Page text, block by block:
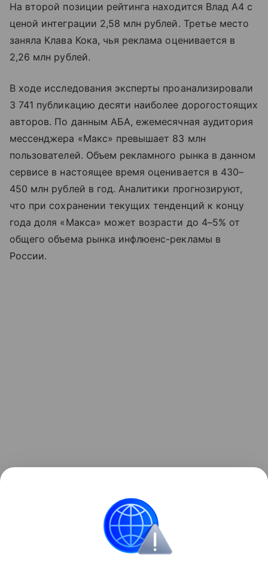
На второй позиции рейтинга находится Влад А4 с
ценой интеграции 2,58 млн рублей. Третье место
заняла Клава Кока, чья реклама оценивается в
2,26 млн рублей.
В ходе исследования эксперты проанализировали
3 741 публикацию десяти наиболее дорогостоящих
авторов. По данным АБА, ежемесячная аудитория
мессенджера «Макс» превышает 83 млн
пользователей. Объем рекламного рынка в данном
сервисе в настоящее время оценивается в 430–
450 млн рублей в год. Аналитики прогнозируют,
что при сохранении текущих тенденций к концу
года доля «Макса» может возрасти до 4–5% от
общего объема рынка инфлюенс-рекламы в
России.
Данная информация носит исключительно
информационный (ознакомительный) характер и
не является индивидуальной инвестиционной